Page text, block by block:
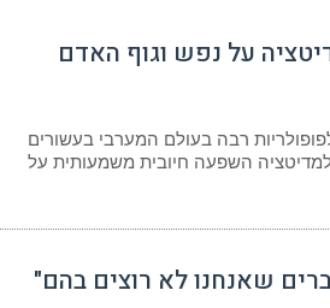
על נפש וגוף האדם
רבה בעולם המערבי בעשורים
השפעה חיובית משמעותית על
שאנחנו לא רוצים בהם"